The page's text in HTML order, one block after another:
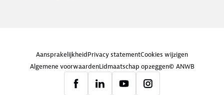
AansprakelijkheidPrivacy statementCookies wijzigen
Algemene voorwaardenLidmaatschap opzeggen© ANWB